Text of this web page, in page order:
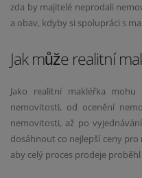
zda by majitelé neprodali
a obav, kdyby si spolupráci s
Jak může realitní
Jako realitní makléřka
nemovitosti, od ocenění
nemovitosti, až po
dosáhnout co nejlepší ceny
aby celý proces prodeje